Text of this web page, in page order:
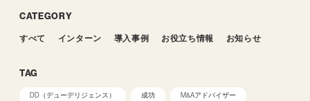
CATEGORY
すべて インターン 導入事例 お役立ち情報 お知らせ
TAG
DD（デューデリジェンス） 成功 M&Aアドバイザー